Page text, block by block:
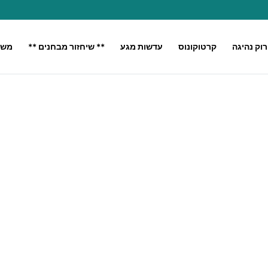
** שיחזור מבחנים ** עדשות מגע קרטוקונוס נהיגה